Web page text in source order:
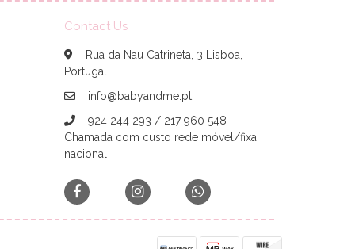
Contact Us
Rua da Nau Catrineta, 3 Lisboa,
Portugal
info@babyandme.pt
924 244 293 / 217 960 548 -
Chamada com custo rede móvel/fixa
nacional